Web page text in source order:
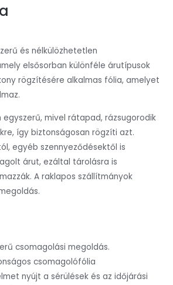
és nélkülözhetetlen
elsősorban különféle árutípusok
rögzítésére alkalmas fólia, amelyet
egyszerű, mivel rátapad, rázsugorodik
így biztonságosan rögzíti azt.
egyéb szennyeződésektől is
árut, ezáltal tárolásra is
A raklapos szállítmányok
csomagolási megoldás.
csomagolófólia
nyújt a sérülések és az időjárási